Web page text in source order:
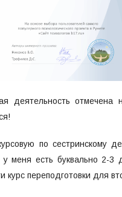
деятельность отмечена
по сестринскому
у меня есть буквально 2-3
переподготовки для